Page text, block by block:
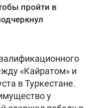
пройти в
«Кайратом» и
в Туркестане.
у